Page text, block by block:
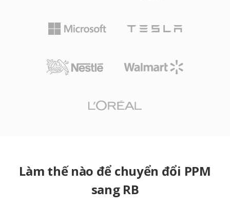
Làm thế nào để chuyển đổi PPM
sang RB